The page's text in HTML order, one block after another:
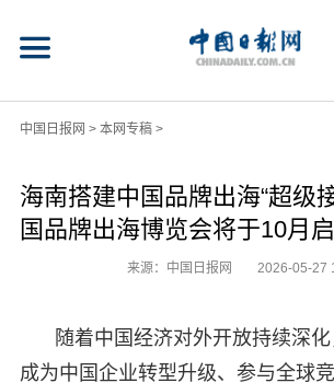
中国日报网 > 本网专稿>
海南搭建中国品牌出海“超级
国品牌出海博览会将于10月
来源：中国日报网 2026-05-27
随着中国经济对外开放持续深
成为中国企业转型升级、参与全球